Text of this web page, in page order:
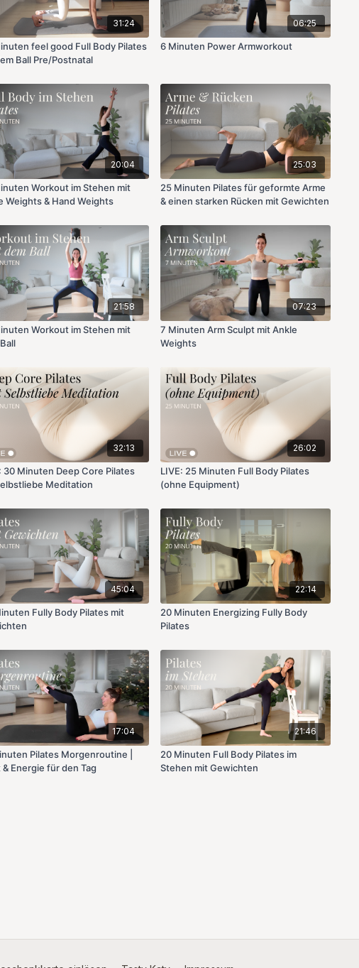
31:24
feel good Full Body Pilates
Ball Pre/Postnatal
06:25
6 Minuten Power Armworkout
20:04
Workout im Stehen mit
Weights & Hand Weights
25:03
25 Minuten Pilates für geformte Arme
& einen starken Rücken mit Gewichten
21:58
Workout im Stehen mit
07:23
7 Minuten Arm Sculpt mit Ankle
Weights
32:13
30 Minuten Deep Core Pilates
Meditation
26:02
LIVE: 25 Minuten Full Body Pilates
(ohne Equipment)
45:04
Fully Body Pilates mit
22:14
20 Minuten Energizing Fully Body
Pilates
17:04
Pilates Morgenroutine |
& Energie für den Tag
21:46
20 Minuten Full Body Pilates im
Stehen mit Gewichten